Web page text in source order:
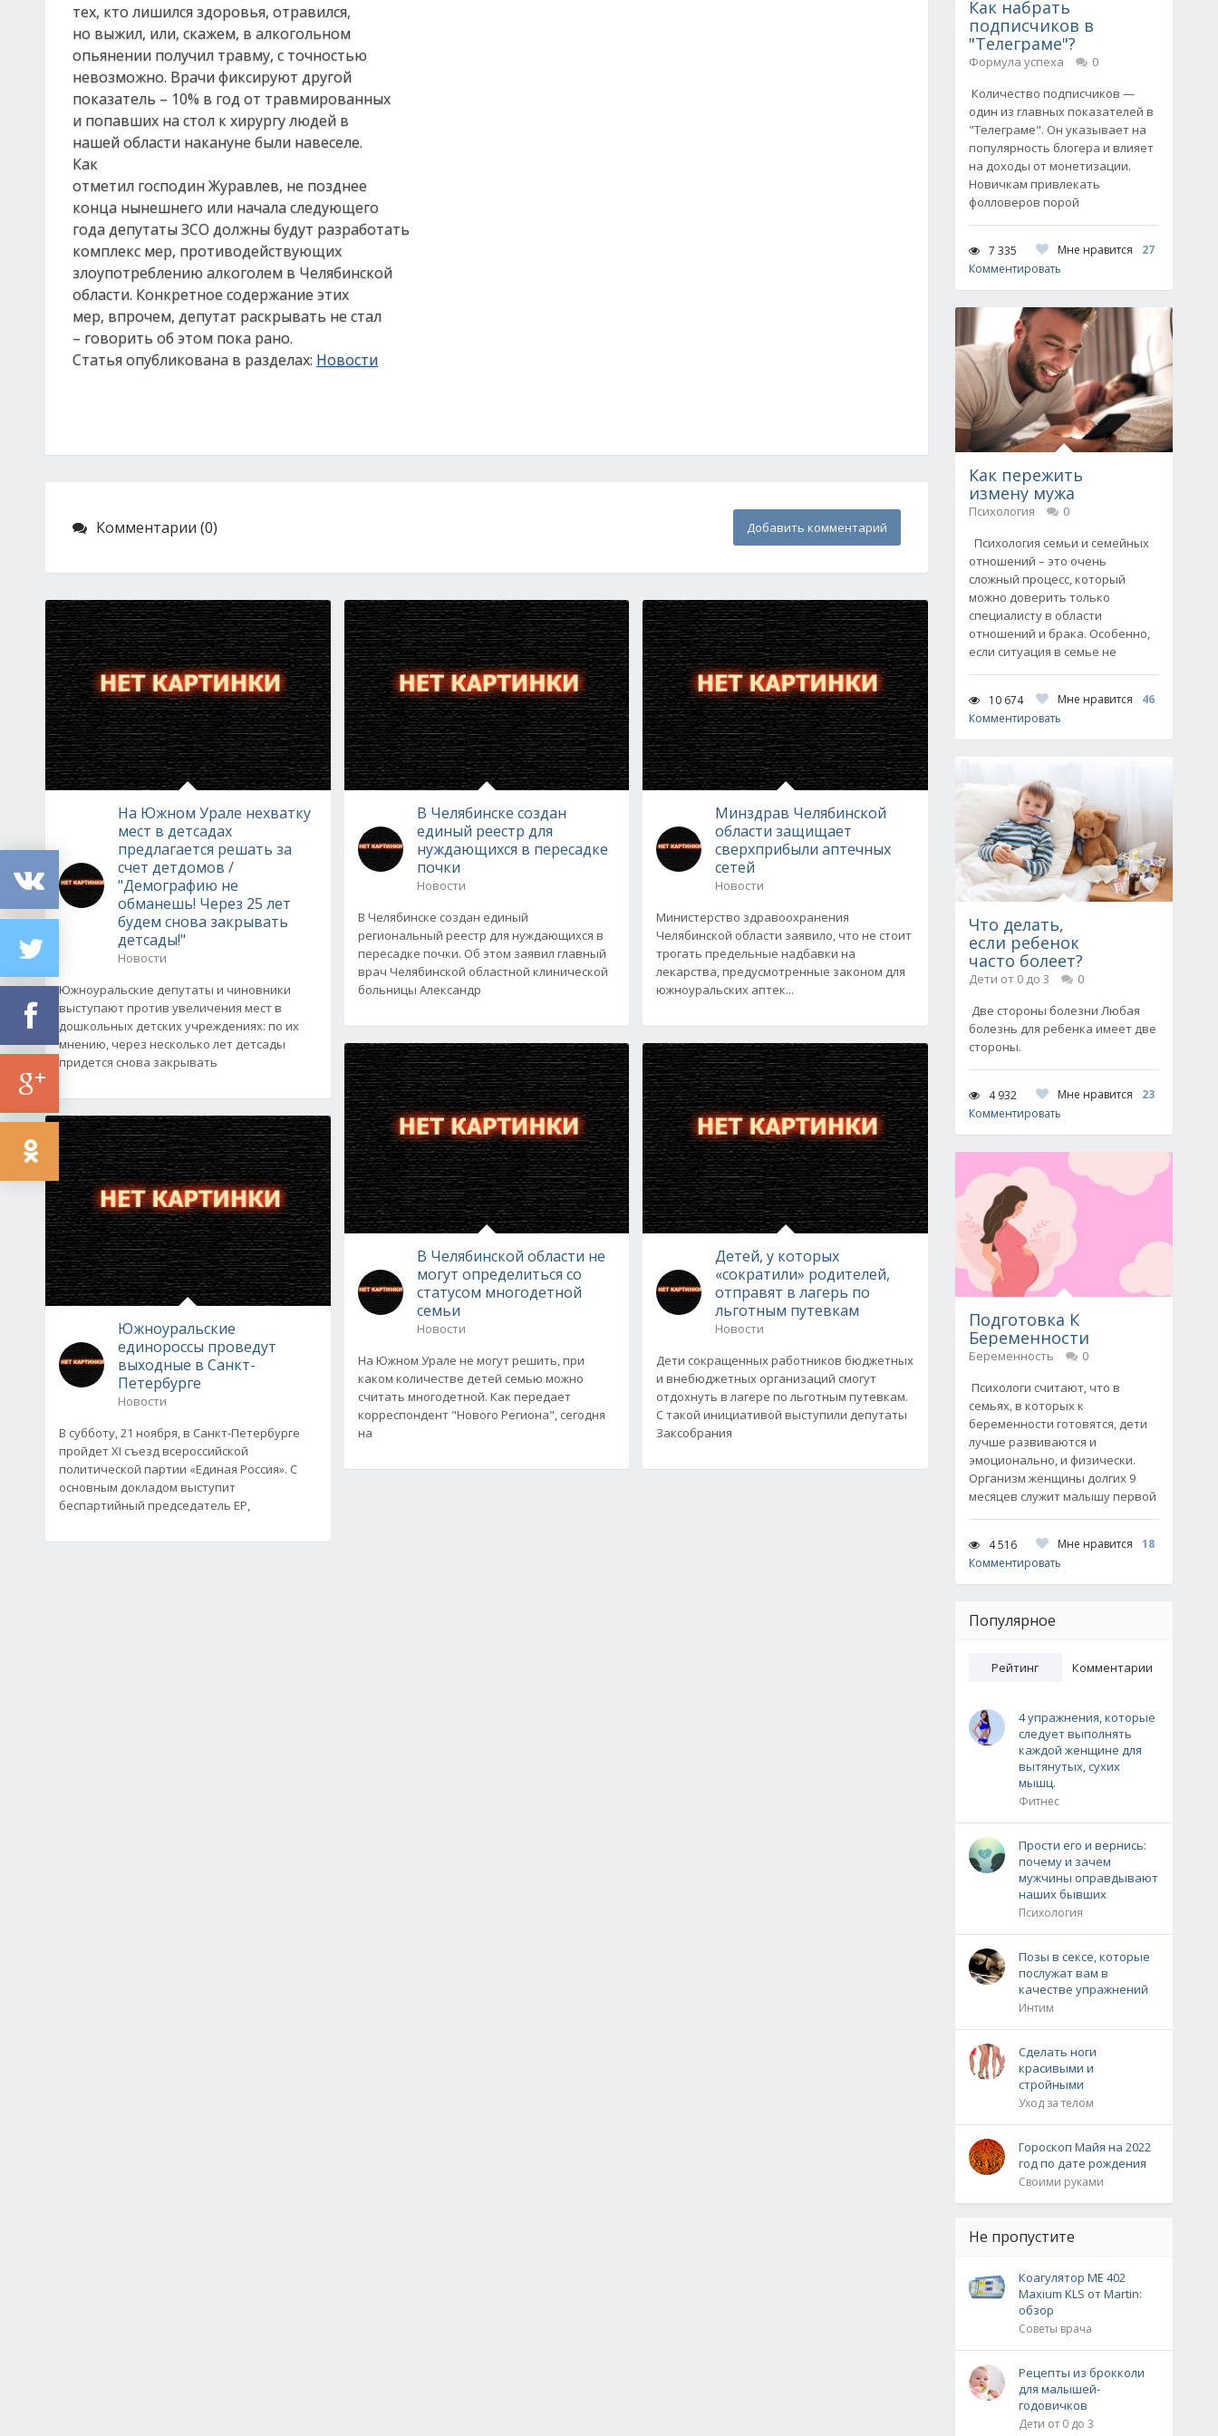
тех, кто лишился здоровья, отравился,
но выжил, или, скажем, в алкогольном
опьянении получил травму, с точностью
невозможно. Врачи фиксируют другой
показатель – 10% в год от травмированных
и попавших на стол к хирургу людей в
нашей области накануне были навеселе.
Как
отметил господин Журавлев, не позднее
конца нынешнего или начала следующего
года депутаты ЗСО должны будут разработать
комплекс мер, противодействующих
злоупотреблению алкоголем в Челябинской
области. Конкретное содержание этих
мер, впрочем, депутат раскрывать не стал
– говорить об этом пока рано.
Статья опубликована в разделах: Новости
Комментарии (0) Добавить комментарий
На Южном Урале нехватку
мест в детсадах
предлагается решать за
счет детдомов /
"Демографию не
обманешь! Через 25 лет
будем снова закрывать
детсады!"
Новости
Южноуральские депутаты и чиновники
выступают против увеличения мест в
дошкольных детских учреждениях: по их
мнению, через несколько лет детсады
придется снова закрывать
Южноуральские
единороссы проведут
выходные в Санкт-
Петербурге
Новости
В субботу, 21 ноября, в Санкт-Петербурге
пройдет XI съезд всероссийской
политической партии «Единая Россия». С
основным докладом выступит
беспартийный председатель ЕР,
В Челябинске создан
единый реестр для
нуждающихся в пересадке
почки
Новости
В Челябинске создан единый
региональный реестр для нуждающихся в
пересадке почки. Об этом заявил главный
врач Челябинской областной клинической
больницы Александр
В Челябинской области не
могут определиться со
статусом многодетной
семьи
Новости
На Южном Урале не могут решить, при
каком количестве детей семью можно
считать многодетной. Как передает
корреспондент "Нового Региона", сегодня
на
Минздрав Челябинской
области защищает
сверхприбыли аптечных
сетей
Новости
Министерство здравоохранения
Челябинской области заявило, что не стоит
трогать предельные надбавки на
лекарства, предусмотренные законом для
южноуральских аптек...
Детей, у которых
«сократили» родителей,
отправят в лагерь по
льготным путевкам
Новости
Дети сокращенных работников бюджетных
и внебюджетных организаций смогут
отдохнуть в лагере по льготным путевкам.
С такой инициативой выступили депутаты
Заксобрания
Как набрать
подписчиков в
"Телеграме"?
Формула успеха
0
Количество подписчиков —
один из главных показателей в
"Телеграме". Он указывает на
популярность блогера и влияет
на доходы от монетизации.
Новичкам привлекать
фолловеров порой
7 335 Мне нравится
27
Комментировать
Как пережить
измену мужа
Психология
0
Психология семьи и семейных
отношений – это очень
сложный процесс, который
можно доверить только
специалисту в области
отношений и брака. Особенно,
если ситуация в семье не
10 674 Мне нравится
46
Комментировать
Что делать,
если ребенок
часто болеет?
Дети от 0 до 3
0
Две стороны болезни Любая
болезнь для ребенка имеет две
стороны.
4 932 Мне нравится
23
Комментировать
Подготовка К
Беременности
Беременность
0
Психологи считают, что в
семьях, в которых к
беременности готовятся, дети
лучше развиваются и
эмоционально, и физически.
Организм женщины долгих 9
месяцев служит малышу первой
4 516 Мне нравится
18
Комментировать
Популярное
Рейтинг Комментарии
4 упражнения, которые
следует выполнять
каждой женщине для
вытянутых, сухих
мышц.
Фитнес
Прости его и вернись:
почему и зачем
мужчины оправдывают
наших бывших
Психология
Позы в сексе, которые
послужат вам в
качестве упражнений
Интим
Сделать ноги
красивыми и
стройными
Уход за телом
Гороскоп Майя на 2022
год по дате рождения
Своими руками
Не пропустите
Коагулятор ME 402
Maxium KLS от Martin:
обзор
Советы врача
Рецепты из брокколи
для малышей-
годовичков
Дети от 0 до 3